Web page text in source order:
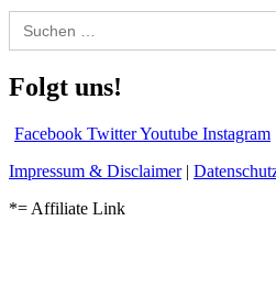
for:
Folgt uns!
Facebook TwitterYoutube Instagram
Impressum & Disclaimer|
*= Affiliate Link